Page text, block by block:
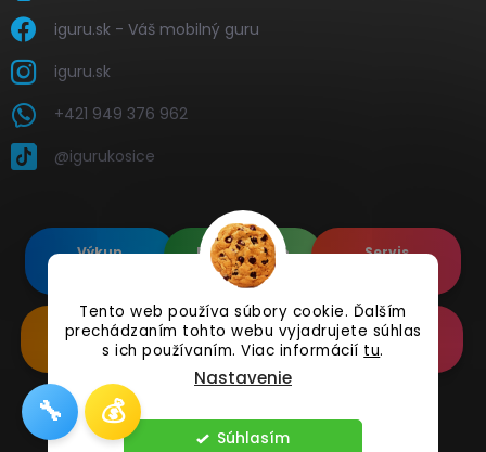
Tento web používa súbory cookie. Ďalším
prechádzaním tohto webu vyjadrujete súhlas
s ich používaním. Viac informácií tu.
Nastavenie
Súhlasím
iguru.sk - Váš mobilný guru
iguru.sk
+421 949 376 962
@igurukosice
Výkup
Renovované
Apple's
Servis
Renovované
Samsung's
Doplnkové
Príslušenstvo
Online
Reklamácia
Copyright 2026 iguru.sk. Všetky práva vyhradené.
🔧 💰